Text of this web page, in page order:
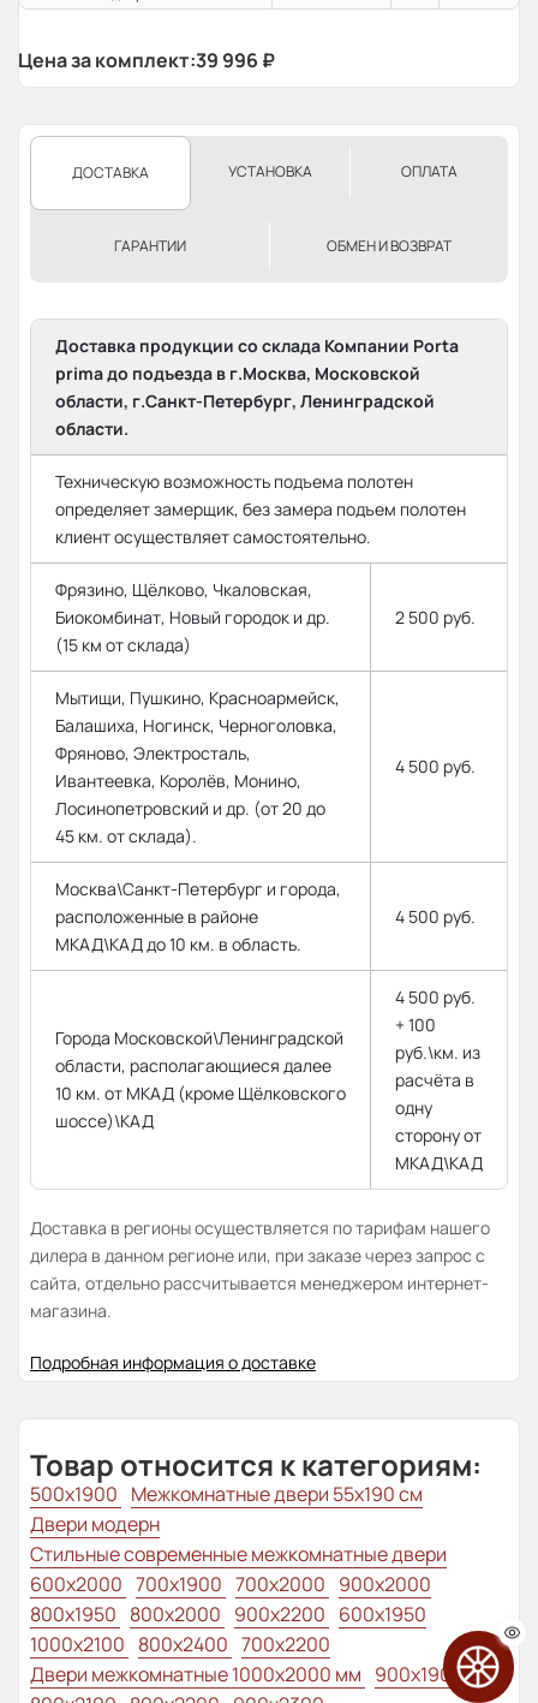
Цена за комплект:39 996 ₽
ДОСТАВКА УСТАНОВКА ОПЛАТА
ГАРАНТИИ ОБМЕН И ВОЗВРАТ
Доставка продукции со склада Компании Porta
prima до подъезда в г.Москва, Московской
области, г.Санкт-Петербург, Ленинградской
области.
Техническую возможность подъема полотен
определяет замерщик, без замера подъем полотен
клиент осуществляет самостоятельно.
Фрязино, Щёлково, Чкаловская,
Биокомбинат, Новый городок и др.
(15 км от склада)
2 500 руб.
Мытищи, Пушкино, Красноармейск,
Балашиха, Ногинск, Черноголовка,
Фряново, Электросталь,
Ивантеевка, Королёв, Монино,
Лосинопетровский и др. (от 20 до
45 км. от склада).
4 500 руб.
Москва\Санкт-Петербург и города,
расположенные в районе
МКАД\КАД до 10 км. в область.
4 500 руб.
Города Московской\Ленинградской
области, располагающиеся далее
10 км. от МКАД (кроме Щёлковского
шоссе)\КАД
4 500 руб.
+ 100
руб.\км. из
расчёта в
одну
сторону от
МКАД\КАД
Доставка в регионы осуществляется по тарифам нашего
дилера в данном регионе или, при заказе через запрос с
сайта, отдельно рассчитывается менеджером интернет-
магазина.
Подробная информация о доставке
Товар относится к категориям:
500x1900 Межкомнатные двери 55х190 см
Двери модерн
Стильные современные межкомнатные двери
600x2000 700x1900 700x2000 900x2000
800х1950 800x2000 900x2200 600x1950
1000x2100 800x2400 700x2200
Двери межкомнатные 1000х2000 мм 900x1900